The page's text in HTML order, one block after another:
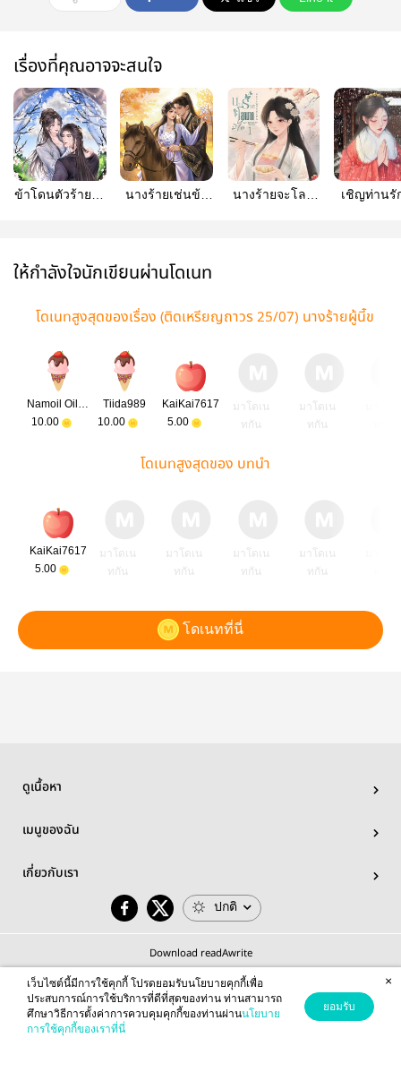
เรื่องที่คุณอาจจะสนใจ
ข้าโดนตัวร้ายตื๊อ
นางร้ายเช่นข้า
นางร้ายจะโลภ
เชิญท่านรั
ให้กำลังใจนักเขียนผ่านโดเนท
โดเนทสูงสุดของเรื่อง (ติดเหรียญถาวร 25/07) นางร้ายผู้นี้ข
Namoil Oil Pumpeng
10.00
Tiida989
10.00
KaiKai7617
5.00
มาโดเน
ทกัน
มาโดเน
ทกัน
โดเนทสูงสุดของ บทนำ
KaiKai7617
5.00
มาโดเน
ทกัน
มาโดเน
ทกัน
มาโดเน
ทกัน
มาโดเน
ทกัน
โดเนทที่นี่
ดูเนื้อหา
เมนูของฉัน
เกี่ยวกับเรา
ปกติ
Download readAwrite
© 2026 readAwrite.com by MEB Corporation Public Company Limited
This site is protected by reCAPTCHA and the Google
เว็บไซต์นี้มีการใช้คุกกี้ โปรดยอมรับนโยบายคุกกี้เพื่อ
ประสบการณ์การใช้บริการที่ดีที่สุดของท่าน ท่านสามารถ
ศึกษาวิธีการตั้งค่าการควบคุมคุกกี้ของท่านผ่านนโยบาย
การใช้คุกกี้ของเราที่นี่
ยอมรับ
×